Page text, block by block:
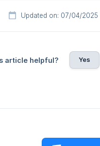
Updated on: 07/04/2025
article helpful? Yes